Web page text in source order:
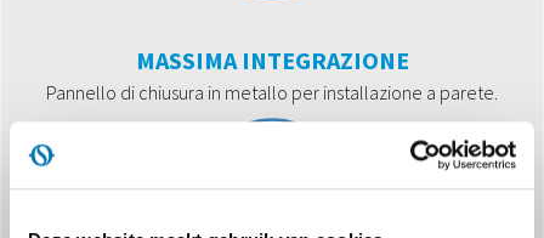
MASSIMA INTEGRAZIONE
Pannello di chiusura in metallo per installazione a parete.